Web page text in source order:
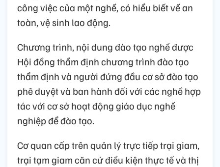
công việc của một nghề, có hiểu biết về an
toàn, vệ sinh lao động.
Chương trình, nội dung đào tạo nghề được
Hội đồng thẩm định chương trình đào tạo
thẩm định và người đứng đầu cơ sở đào tạo
phê duyệt và ban hành đối với các nghề hợp
tác với cơ sở hoạt động giáo dục nghề
nghiệp để đào tạo.
Cơ quan cấp trên quản lý trực tiếp trại giam,
trại tạm giam căn cứ điều kiện thực tế và thị